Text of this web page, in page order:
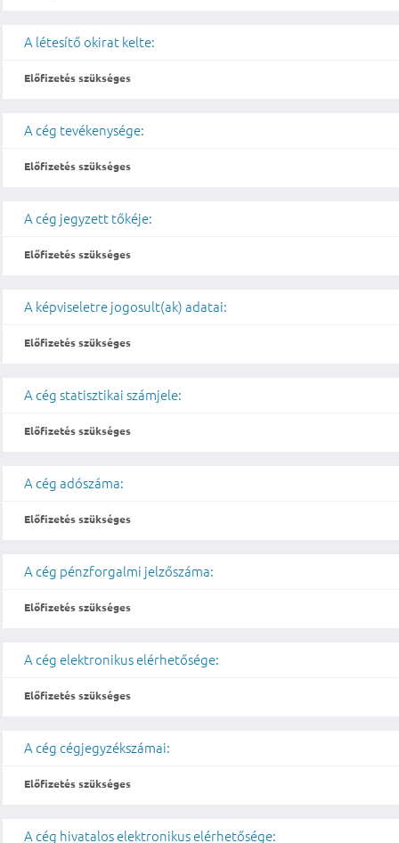
A létesítő okirat kelte:
Előfizetés szükséges
A cég tevékenysége:
Előfizetés szükséges
A cég jegyzett tőkéje:
Előfizetés szükséges
A képviseletre jogosult(ak) adatai:
Előfizetés szükséges
A cég statisztikai számjele:
Előfizetés szükséges
A cég adószáma:
Előfizetés szükséges
A cég pénzforgalmi jelzőszáma:
Előfizetés szükséges
A cég elektronikus elérhetősége:
Előfizetés szükséges
A cég cégjegyzékszámai:
Előfizetés szükséges
A cég hivatalos elektronikus elérhetősége: